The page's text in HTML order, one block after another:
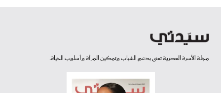
مجلة الأسرة العصرية تعنى بدعم الشباب وتمكين المرأة وأسلوب الحياة.